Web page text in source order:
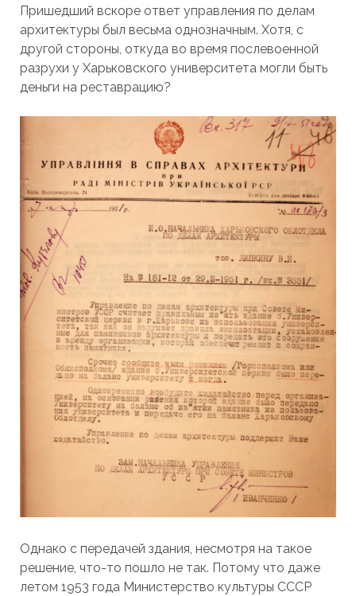
Пришедший вскоре ответ управления по делам
архитектуры был весьма однозначным. Хотя, с
другой стороны, откуда во время послевоенной
разрухи у Харьковского университета могли быть
деньги на реставрацию?
Однако с передачей здания, несмотря на такое
решение, что-то пошло не так. Потому что даже
летом 1953 года Министерство культуры СССР